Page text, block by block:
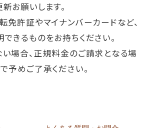
お願いします。
免許証やマイナンバーカードなど、
きるものをお持ちください。
場合、正規料金のご請求となる場
予めご了承ください。